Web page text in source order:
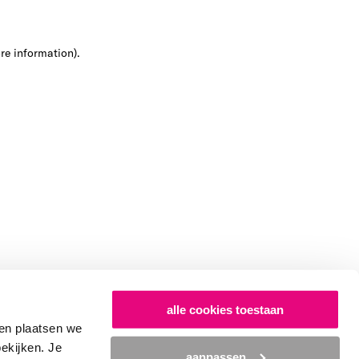
plaatsen we
Je
alle cookies toestaan
information).